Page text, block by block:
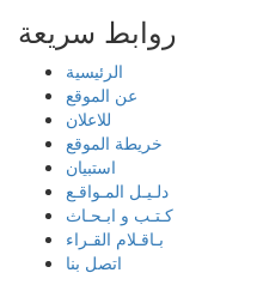
روابط سريعة
الرئيسية
عن الموقع
للاعلان
خريطة الموقع
استبيان
دلـيـل المـواقـع
كـتـب و ابـحـاث
بـاقـلام القـراء
اتصل بنا